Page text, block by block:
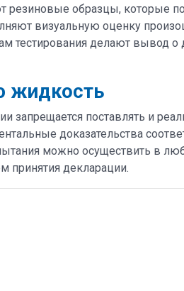
резиновые образцы, которые
визуальную оценку
тестирования делают вывод о
жидкость
запрещается поставлять и
доказательства
можно осуществить в
принятия декларации.